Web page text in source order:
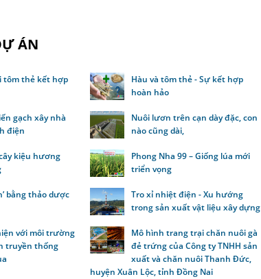
ÁN
tôm thẻ kết hợp
Hàu và tôm thẻ - Sự kết hợp
hoàn hảo
gạch xây nhà
điện
Nuôi lươn trên cạn dày đặc, con
nào cũng dài,
kiệu hương
Phong Nha 99 – Giống lúa mới
triển vọng
bằng thảo dược
Tro xỉ nhiệt điện - Xu hướng
trong sản xuất vật liệu xây dựng
với môi trường
truyền thống
Mô hình trang trại chăn nuôi gà
đẻ trứng của Công ty TNHH sản
xuất và chăn nuôi Thanh Đức,
huyện Xuân Lộc, tỉnh Đồng Nai